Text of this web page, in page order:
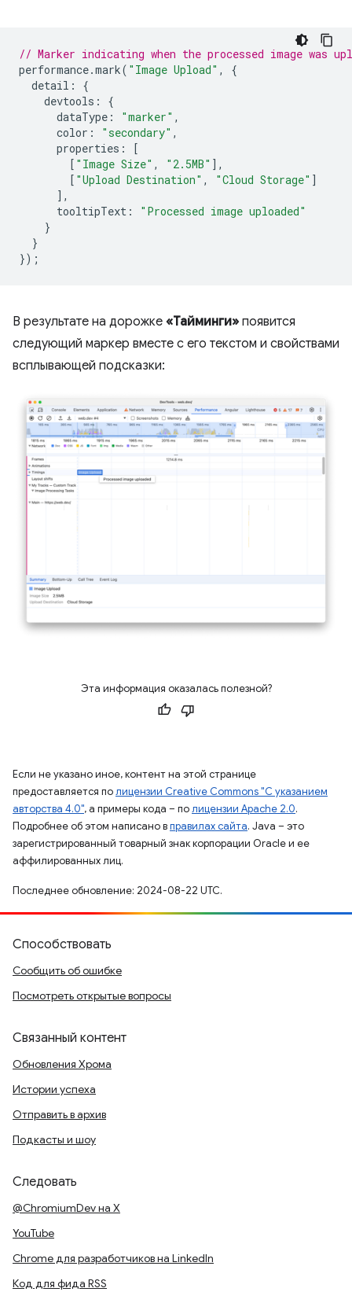
// Marker indicating when the processed image was
performance.mark( "Image Upload" ,
{
detail :
{
devtools :
{
dataType : "marker" ,
color : "secondary" ,
properties :
[
[ "Image Size" , "2.5MB" ],
[ "Upload Destination" , "Cloud Storage" ]
],
tooltipText :
"Processed image uploaded"
}
}
});
В результате на дорожке «Тайминги» появится
следующий маркер вместе с его текстом и свойствами
всплывающей подсказки:
Эта информация оказалась полезной?
Если не указано иное, контент на этой странице
предоставляется полицензии Creative Commons "С указанием
авторства 4.0", а примеры кода – полицензии Apache 2.0.
Подробнее об этом написано вправилах сайта. Java – это
зарегистрированный товарный знак корпорации Oracle и ее
аффилированных лиц.
Последнее обновление: 2024-08-22 UTC.
Способствовать
Сообщить об ошибке
Посмотреть открытые вопросы
Связанный контент
Обновления Хрома
Истории успеха
Отправить в архив
Подкасты и шоу
Следовать
@ChromiumDev на X
YouTube
Chrome для разработчиков на LinkedIn
Код для фида RSS